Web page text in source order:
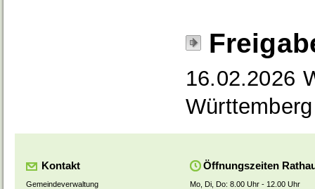
16.02.2026
Württemberg
Kontakt
Gemeindeverwaltung
Öffnungszeiten
Mo, Di, Do: 8.00 Uhr - 12.00 Uhr